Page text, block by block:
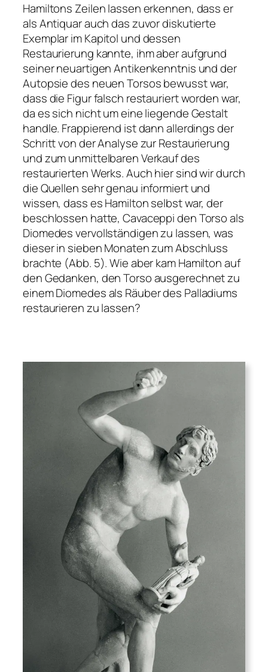
Hamiltons Zeilen lassen erkennen, dass er
als Antiquar auch das zuvor diskutierte
Exemplar im Kapitol und dessen
Restaurierung kannte, ihm aber aufgrund
seiner neuartigen Antikenkenntnis und der
Autopsie des neuen Torsos bewusst war,
dass die Figur falsch restauriert worden war,
da es sich nicht um eine liegende Gestalt
handle. Frappierend ist dann allerdings der
Schritt von der Analyse zur Restaurierung
und zum unmittelbaren Verkauf des
restaurierten Werks. Auch hier sind wir durch
die Quellen sehr genau informiert und
wissen, dass es Hamilton selbst war, der
beschlossen hatte, Cavaceppi den Torso als
Diomedes vervollständigen zu lassen, was
dieser in sieben Monaten zum Abschluss
brachte (Abb. 5). Wie aber kam Hamilton auf
den Gedanken, den Torso ausgerechnet zu
einem Diomedes als Räuber des Palladiums
restaurieren zu lassen?